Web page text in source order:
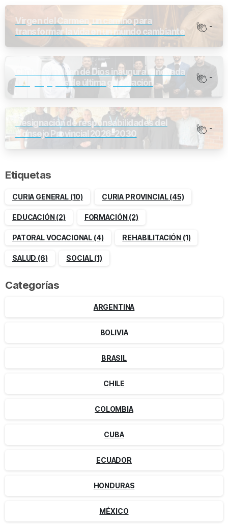
Virgen del Carmen, un camino para
transformar la vida en un mundo cambiante
-
Clínica San Juan de Dios inaugura renovada
UCI y Equipos de última generación
-
Designación de responsabilidades del
Consejo Provincial 2026-2030
-
Etiquetas
CURIA GENERAL(10) CURIA PROVINCIAL(45)
EDUCACIÓN(2) FORMACIÓN(2)
PATORAL VOCACIONAL (4) REHABILITACIÓN (1)
SALUD (6) SOCIAL(1)
Categorías
ARGENTINA
BOLIVIA
BRASIL
CHILE
COLOMBIA
CUBA
ECUADOR
HONDURAS
MÉXICO